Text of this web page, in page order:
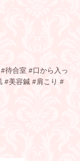
待合室 #口から入っ
#美容鍼 #肩こり #